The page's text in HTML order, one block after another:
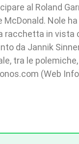
al Roland
Nole
racchetta in vista
da Jannik
tra le polemiche,
(Web